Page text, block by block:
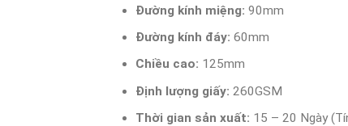
Đường kính miệng: 90mm
Đường kính đáy: 60mm
Chiều cao: 125mm
Định lượng giấy: 260GSM
Thời gian sản xuất: 15 – 20 Ngày